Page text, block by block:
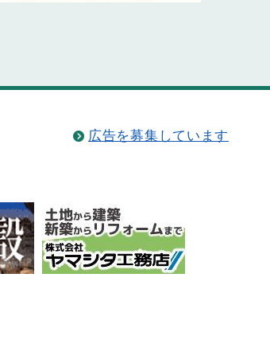
広告を募集しています